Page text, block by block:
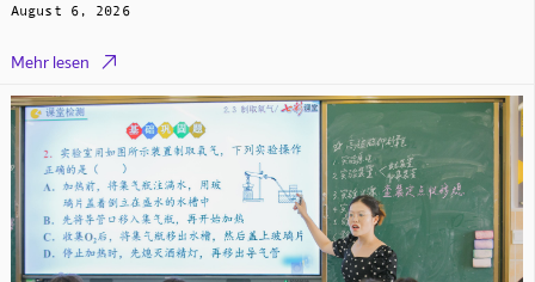
August 6, 2026
Mehr lesen 